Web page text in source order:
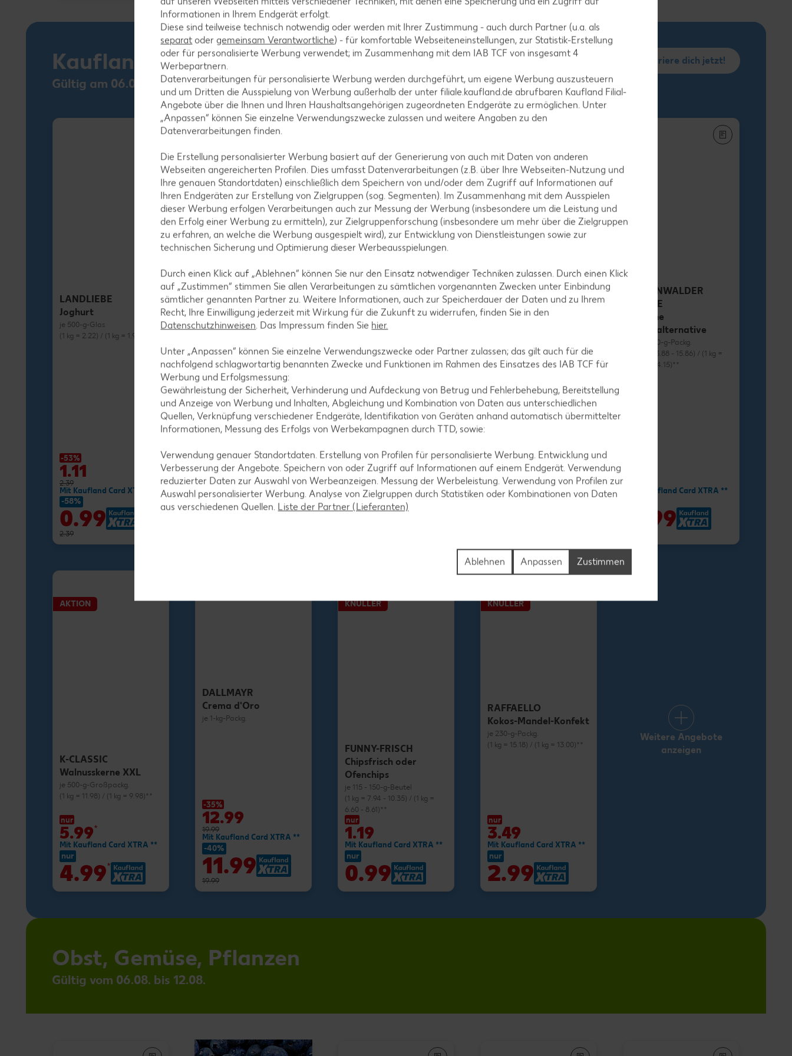
Kaufland Card XTRA
Gültig am 06.08.
Registriere dich jetzt!
LANDLIEBE
Joghurt
je 500-g-Glas
(1 kg = 2.22) / (1 kg = 1.98)**
-53%
1.11
2.39
Mit Kaufland Card XTRA **
-58%
0.99
2.39
MILRAM
Buttermilch-Drink
je 750-g-Fl.
-27%
1.29
1.79
Mit Kaufland Card XTRA **
-37%
1.11
MILRAM
Körniger Frischkäse
je 200-g-Packg.
-23%
1.29
1.69
Mit Kaufland Card XTRA **
-34%
1.11
AKTION
IGLO
Backfisch-Stäbchen
oder Filegro XXL
je 480 - 728-g-Packg.
(1 kg = 6.10 - 9.25) / (1 kg = 5.49
- 8.32)**
nur
4.44*
Mit Kaufland Card XTRA **
RÜGENWALDER
MÜHLE
Vegane
Wurstalternative
je 70 - 80-g-Packg.
(1 kg = 13.88 - 15.86) / (1 kg =
12.38 - 14.15)**
Mit Kaufland Card XTRA **
0.99
AKTION
K-CLASSIC
Walnusskerne XXL
je 500-g-Großpackg.
(1 kg = 11.98) / (1 kg = 9.98)**
nur
5.99*
Mit Kaufland Card XTRA **
nur
4.99*
DALLMAYR
Crema d'Oro
je 1-kg-Packg.
-35%
12.99
19.99
Mit Kaufland Card XTRA **
-40%
11.99
19.99
KNÜLLER
FUNNY-FRISCH
Chipsfrisch oder
Ofenchips
je 115 - 150-g-Beutel
(1 kg = 7.94 - 10.35) / (1 kg =
6.60 - 8.61)**
nur
1.19
Mit Kaufland Card XTRA **
nur
0.99
KNÜLLER
RAFFAELLO
Kokos-Mandel-Konfekt
je 230-g-Packg.
(1 kg = 15.18) / (1 kg = 13.00)**
nur
3.49
Mit Kaufland Card XTRA **
nur
2.99
Weitere Angebote
anzeigen
Obst, Gemüse, Pflanzen
Gültig vom 06.08. bis 12.08.
Informationen in Ihrem Endgerät erfolgt.
Diese sind teilweise technisch notwendig oder werden mit Ihrer Zustimmung - auch durch Partner (u.a. als
separat oder gemeinsam Verantwortliche) - für komfortable Webseiteneinstellungen, zur Statistik-Erstellung
oder für personalisierte Werbung verwendet; im Zusammenhang mit dem IAB TCF von insgesamt4
Werbepartnern.
Datenverarbeitungen für personalisierte Werbung werden durchgeführt, um eigene Werbung auszusteuern
und um Dritten die Ausspielung von Werbung außerhalb der unter filiale.kaufland.de abrufbaren Kaufland Filial-
Angebote über die Ihnen und Ihren Haushaltsangehörigen zugeordneten Endgeräte zu ermöglichen. Unter
„Anpassen“ können Sie einzelne Verwendungszwecke zulassen und weitere Angaben zu den
Datenverarbeitungen finden.
Die Erstellung personalisierter Werbung basiert auf der Generierung von auch mit Daten von anderen
Webseiten angereicherten Profilen. Dies umfasst Datenverarbeitungen (z.B. über Ihre Webseiten-Nutzung und
Ihre genauen Standortdaten) einschließlich dem Speichern von und/oder dem Zugriff auf Informationen auf
Ihren Endgeräten zur Erstellung von Zielgruppen (sog. Segmenten). Im Zusammenhang mit dem Ausspielen
dieser Werbung erfolgen Verarbeitungen auch zur Messung der Werbung (insbesondere um die Leistung und
den Erfolg einer Werbung zu ermitteln), zur Zielgruppenforschung (insbesondere um mehr über die Zielgruppen
zu erfahren, an welche die Werbung ausgespielt wird), zur Entwicklung von Dienstleistungen sowie zur
technischen Sicherung und Optimierung dieser Werbeausspielungen.
Durch einen Klick auf „Ablehnen“ können Sie nur den Einsatz notwendiger Techniken zulassen. Durch einen Klick
auf „Zustimmen“ stimmen Sie allen Verarbeitungen zu sämtlichen vorgenannten Zwecken unter Einbindung
sämtlicher genannten Partner zu. Weitere Informationen, auch zur Speicherdauer der Daten und zu Ihrem
Recht, Ihre Einwilligung jederzeit mit Wirkung für die Zukunft zu widerrufen, finden Sie in den
Datenschutzhinweisen. Das Impressum finden Sie hier.
Unter „Anpassen“ können Sie einzelne Verwendungszwecke oder Partner zulassen; das gilt auch für die
nachfolgend schlagwortartig benannten Zwecke und Funktionen im Rahmen des Einsatzes des IAB TCF für
Werbung und Erfolgsmessung:
Gewährleistung der Sicherheit, Verhinderung und Aufdeckung von Betrug und Fehlerbehebung, Bereitstellung
und Anzeige von Werbung und Inhalten, Abgleichung und Kombination von Daten aus unterschiedlichen
Quellen, Verknüpfung verschiedener Endgeräte, Identifikation von Geräten anhand automatisch übermittelter
Informationen, Messung des Erfolgs von Werbekampagnen durch TTD, sowie:
Verwendung genauer Standortdaten. Erstellung von Profilen für personalisierte Werbung. Entwicklung und
Verbesserung der Angebote. Speichern von oder Zugriff auf Informationen auf einem Endgerät. Verwendung
reduzierter Daten zur Auswahl von Werbeanzeigen. Messung der Werbeleistung. Verwendung von Profilen zur
Auswahl personalisierter Werbung. Analyse von Zielgruppen durch Statistiken oder Kombinationen von Daten
aus verschiedenen Quellen. Liste der Partner (Lieferanten)
Zustimmen
Anpassen
Ablehnen